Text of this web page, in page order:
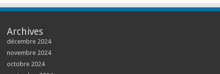
Archives
décembre 2024
novembre 2024
octobre 2024